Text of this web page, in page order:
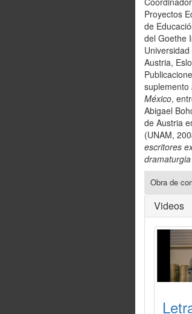
Proyectos
de
del Goethe
Austria,
suplemento
México,
Abigael
de Austria
(UNAM,
escritores
Obra de
Videos